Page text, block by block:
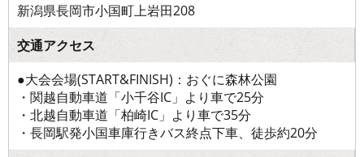
新潟県長岡市小国町上岩田208
交通アクセス
●大会会場(START&FINISH)：おぐに森林公園
・関越自動車道「小千谷IC」より車で25分
・北越自動車道「柏崎IC」より車で35分
・長岡駅発小国車庫行きバス終点下車、徒歩約20分